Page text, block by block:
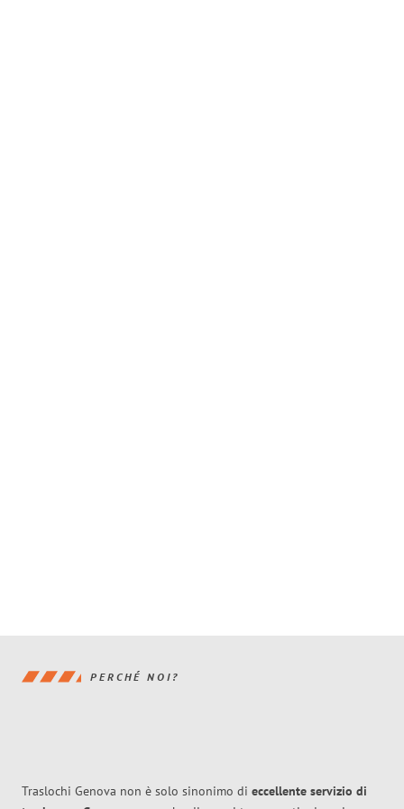
PERCHÉ NOI?
Traslochi Genova non è solo sinonimo di eccellente servizio di